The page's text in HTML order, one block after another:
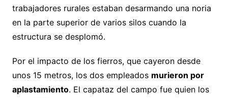
trabajadores rurales estaban desarmando una noria
en la parte superior de varios silos cuando la
estructura se desplomó.
Por el impacto de los fierros, que cayeron desde
unos 15 metros, los dos empleados murieron por
aplastamiento. El capataz del campo fue quien los